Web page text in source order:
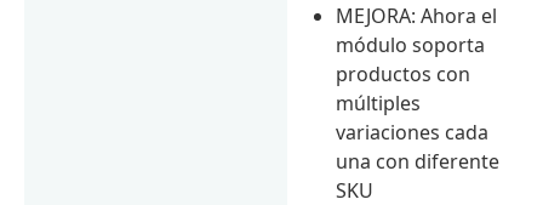
MEJORA: Ahora el
módulo soporta
productos con
múltiples
variaciones cada
una con diferente
SKU